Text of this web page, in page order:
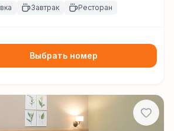
Завтрак Ресторан
Выбрать номер